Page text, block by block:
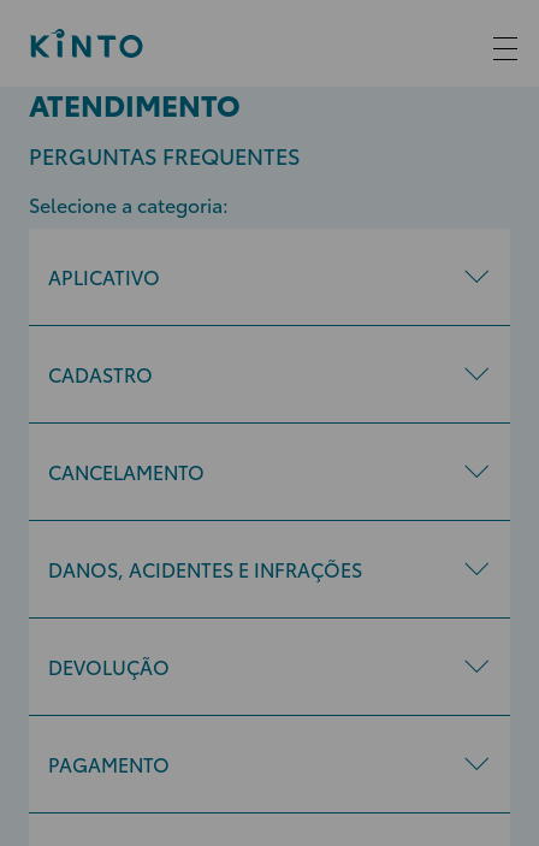
ATENDIMENTO
PERGUNTAS FREQUENTES
Selecione a categoria:
APLICATIVO
CADASTRO
CANCELAMENTO
DANOS, ACIDENTES E INFRAÇÕES
DEVOLUÇÃO
PAGAMENTO